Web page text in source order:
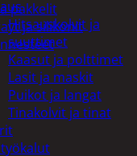
Hitsauskolvit ja
suuttimet
Kaasut ja polttimet
Lasit ja maskit
Puikot ja langat
Tinakolvit ja tinat
pakkelit
ja silikonit